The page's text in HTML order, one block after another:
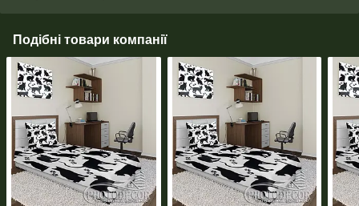
Подібні товари компанії